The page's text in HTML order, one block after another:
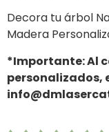
Decora tu árbol
Madera
*Importante: Al
personalizados,